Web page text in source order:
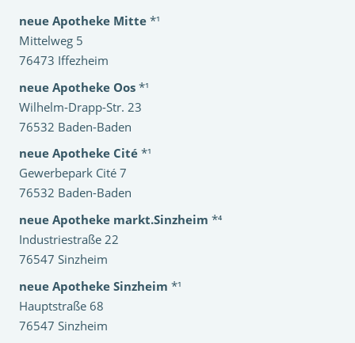
neue Apotheke Mitte *¹
Mittelweg 5
76473 Iffezheim
neue Apotheke Oos *¹
Wilhelm-Drapp-Str. 23
76532 Baden-Baden
neue Apotheke Cité *¹
Gewerbepark Cité 7
76532 Baden-Baden
neue Apotheke markt.Sinzheim *⁴
Industriestraße 22
76547 Sinzheim
neue Apotheke Sinzheim *¹
Hauptstraße 68
76547 Sinzheim